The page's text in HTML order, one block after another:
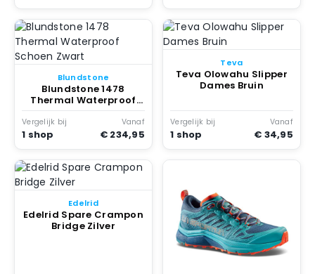
Blundstone
Blundstone 1478
Thermal Waterproof
Schoen Zwart
Vergelijk bij
1 shop
Vanaf
€ 234,95
Teva
Teva Olowahu Slipper
Dames Bruin
Vergelijk bij
1 shop
Vanaf
€ 34,95
Edelrid
Edelrid Spare Crampon
Bridge Zilver